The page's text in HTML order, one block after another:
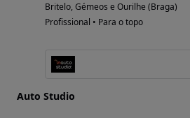
Britelo, Gémeos e Ourilhe (Braga)
Profissional • Para o topo
Auto Studio